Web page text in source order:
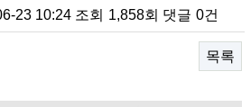
23 10:24 조회 1,858회 댓글 0건
목록